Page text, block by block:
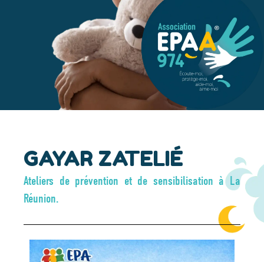
GAYAR ZATELIÉ
Ateliers de prévention et de sensibilisation à La
Réunion.